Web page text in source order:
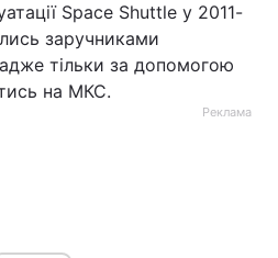
Space Shuttle у 2011-
заручниками
тільки за допомогою
на МКС.
Реклама